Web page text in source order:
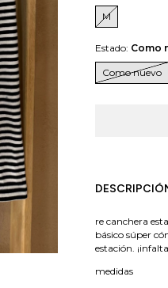
M
Estado: Como
Como nuevo
re canchera
básico súper
estación.
medidas